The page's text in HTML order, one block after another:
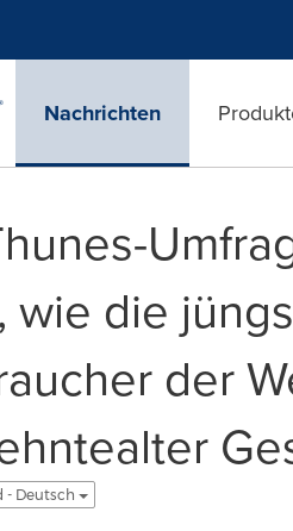
Nachrichten
wie die
der
- Deutsch